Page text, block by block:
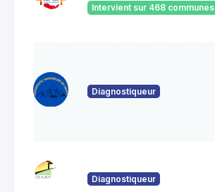
Intervient sur 468 communes
Diagnostiqueur
Diagnostiqueur